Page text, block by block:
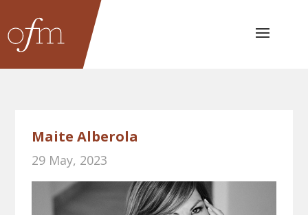
Maite Alberola
29 May, 2023